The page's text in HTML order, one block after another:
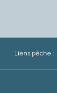
Liens pêche :